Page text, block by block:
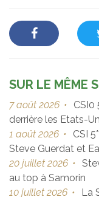
SUR LE MÊME
7 août 2026 •
CSI0
derrière les Etats-
1 août 2026 •
CSI
Steve Guerdat et
20 juillet 2026 •
au top à Samorin
10 juillet 2026 •
La